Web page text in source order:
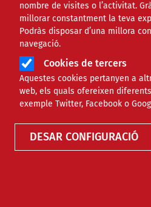
nombre de visites o l’activitat.
millorar constantment la teva
Podràs disposar d’una millora
navegació.
Cookies de tercers
Aquestes cookies pertanyen a
web, els quals ofereixen
exemple Twitter, Facebook o
DESAR CONFIGURACIÓ
El nombre
nivell mundial
múltiples crisis